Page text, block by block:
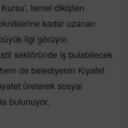
temel dikişten
kadar uzanan
ilgi görüyor.
sektöründe iş bulabilecek
de belediyenin Kıyafet
üreterek sosyal
bulunuyor.